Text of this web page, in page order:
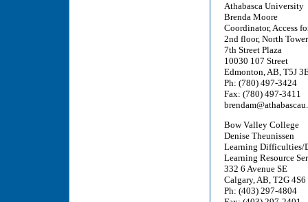
Athabasca University
Brenda Moore
Coordinator, Access
2nd floor, North Tower
7th Street Plaza
10030 107 Street
Edmonton, AB, T5J
Ph: (780) 497-3424
Fax: (780) 497-3411
Bow Valley College
Denise Theunissen
Learning Difficulties/
Learning Resource
332 6 Avenue SE
Calgary, AB, T2G 4S6
Ph: (403) 297-4804